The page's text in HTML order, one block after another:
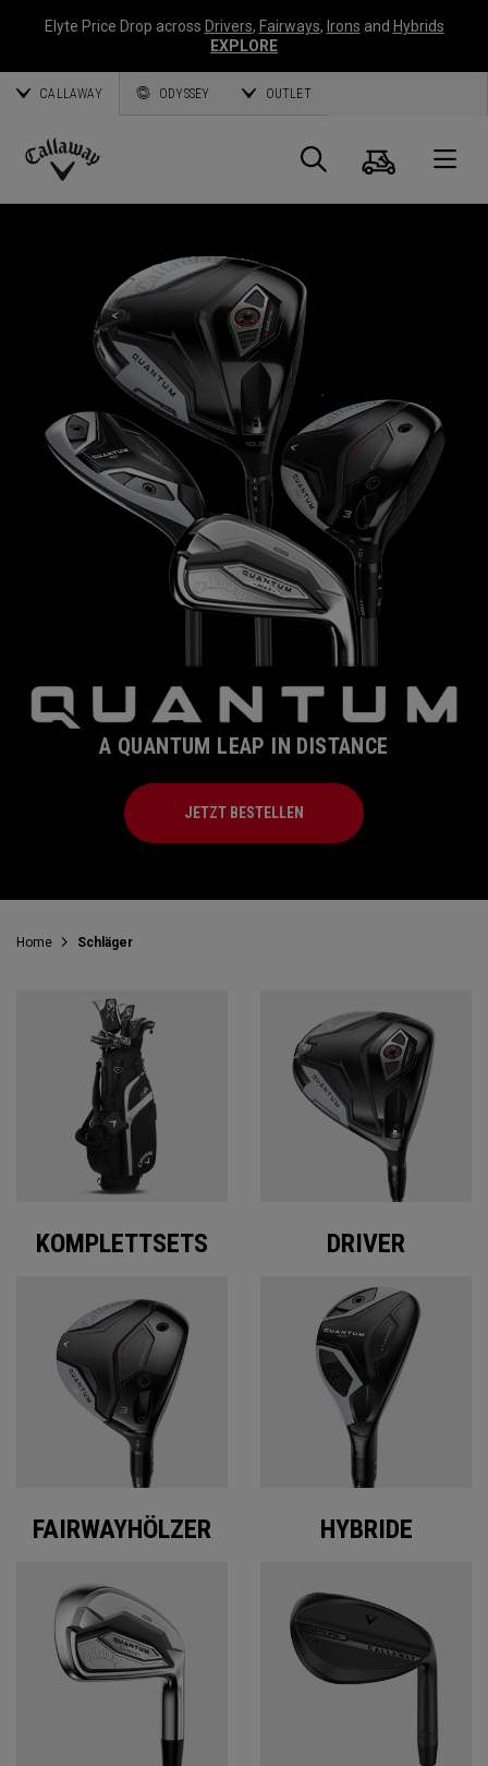
Elyte Price Drop across Drivers, Fairways, Irons and Hybrids
EXPLORE
CALLAWAY ODYSSEY OUTLET
Callaway
Suche
A QUANTUM LEAP IN DISTANCE
JETZT BESTELLEN
Home Schläger
KOMPLETTSETS DRIVER
FAIRWAYHÖLZER HYBRIDE